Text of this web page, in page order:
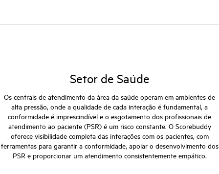
Setor de Saúde
Os centrais de atendimento da área da saúde operam em ambientes de
alta pressão, onde a qualidade de cada interação é fundamental, a
conformidade é imprescindível e o esgotamento dos profissionais de
atendimento ao paciente (PSR) é um risco constante. O Scorebuddy
oferece visibilidade completa das interações com os pacientes, com
ferramentas para garantir a conformidade, apoiar o desenvolvimento dos
PSR e proporcionar um atendimento consistentemente empático.